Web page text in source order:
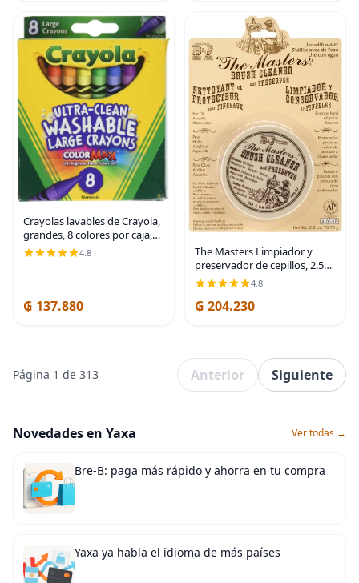
Crayolas lavables de Crayola,
grandes, 8 colores por caja,
paquete de de 2
4.8
₲ 137.880
The Masters Limpiador y
preservador de cepillos, 2.5
onzas
4.8
₲ 204.230
Página 1 de 313 Anterior Siguiente
Novedades en Yaxa Ver todas →
Bre-B: paga más rápido y ahorra en tu compra
Yaxa ya habla el idioma de más países